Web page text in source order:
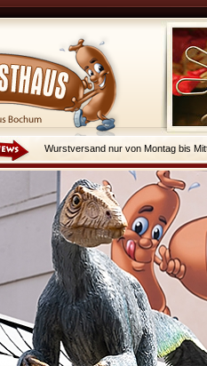
Wurstversand nur von Montag bis